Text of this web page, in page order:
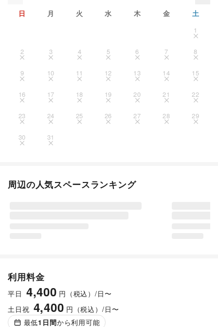
日 月 火 水 木 金 土
1
2 3 4 5 6 7 8
9 10 11 12 13 14 15
16 17 18 19 20 21 22
23 24 25 26 27 28 29
30 31
周辺の人気スペースランキング
利用料金
平日 4,400 円（税込）/日〜
土日祝 4,400 円（税込）/日〜
最低1 日間から利用可能